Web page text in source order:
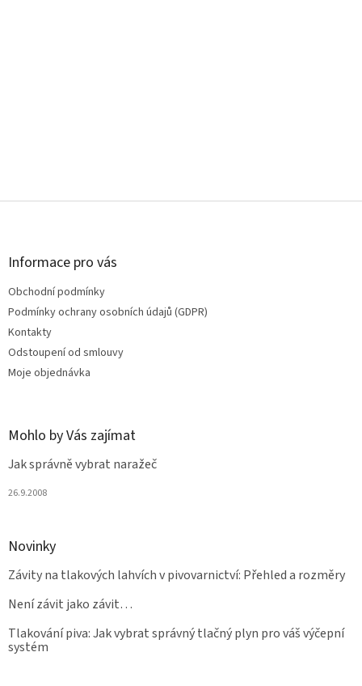
Z
Informace pro vás
Obchodní podmínky
Podmínky ochrany osobních údajů (GDPR)
Kontakty
Odstoupení od smlouvy
Moje objednávka
Mohlo by Vás zajímat
Jak správně vybrat naražeč
26.9.2008
Novinky
Závity na tlakových lahvích v pivovarnictví: Přehled a rozměry
Není závit jako závit…
Tlakování piva: Jak vybrat správný tlačný plyn pro váš výčepní
systém